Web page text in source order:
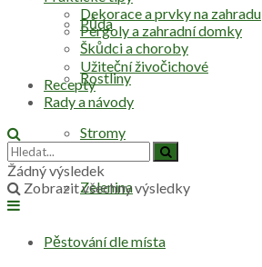
Půda
Rostliny
Stromy
Zelenina
Pěstování dle místa
Dekorace a prvky na zahradu
Pergoly a zahradní domky
Škůdci a choroby
Užiteční živočichové
Recepty
Rady a návody
Žádný výsledek
Zobrazit všechny výsledky